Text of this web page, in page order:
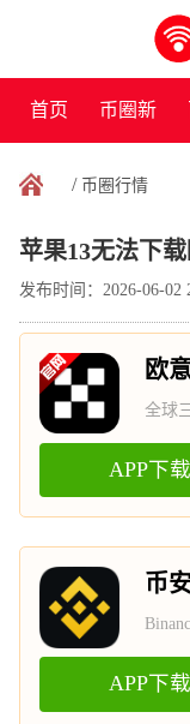
首页 币圈新
闻
/ 币圈行情
苹果13无法下
发布时间：2026-06-02
欧
全球
APP下载
币
APP下载